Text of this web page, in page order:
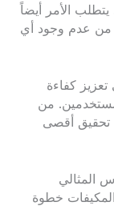
الأمر أيضاً
من عدم وجود أي
كفاءة
من
تحقيق أقصى
المثالي
خطوة